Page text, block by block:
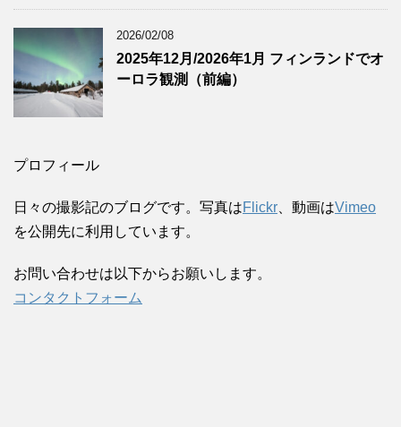
2026/02/08
2025年12月/2026年1月 フィンランドでオ
ーロラ観測（前編）
プロフィール
日々の撮影記のブログです。写真はFlickr 、動画はVimeo
を公開先に利用しています。
お問い合わせは以下からお願いします。
コンタクトフォーム